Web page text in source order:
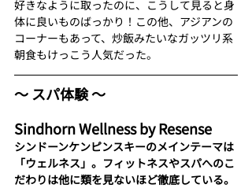
好きなように取ったのに、こうして見ると身
体に良いものばっかり！この他、アジアンの
コーナーもあって、炒飯みたいなガッツリ系
朝食もけっこう人気だった。
〜 スパ体験 〜
Sindhorn Wellness by Resense
シンドーンケンピンスキーのメインテーマは
「ウェルネス」。フィットネスやスパへのこ
だわりは他に類を見ないほど徹底している。